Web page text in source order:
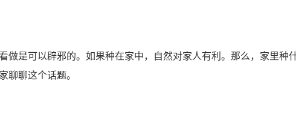
是可以辟邪的。如果种在家中，自然对家人有利。那么，家里种
聊这个话题。